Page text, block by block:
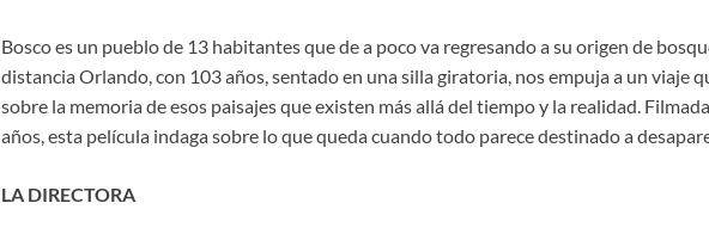
Bosco es un pueblo de 13 habitantes que de a poco va regresando a su origen de
distancia Orlando, con 103 años, sentado en una silla giratoria, nos empuja a un viaje
sobre la memoria de esos paisajes que existen más allá del tiempo y la realidad.
años, esta película indaga sobre lo que queda cuando todo parece destinado a
LA DIRECTORA